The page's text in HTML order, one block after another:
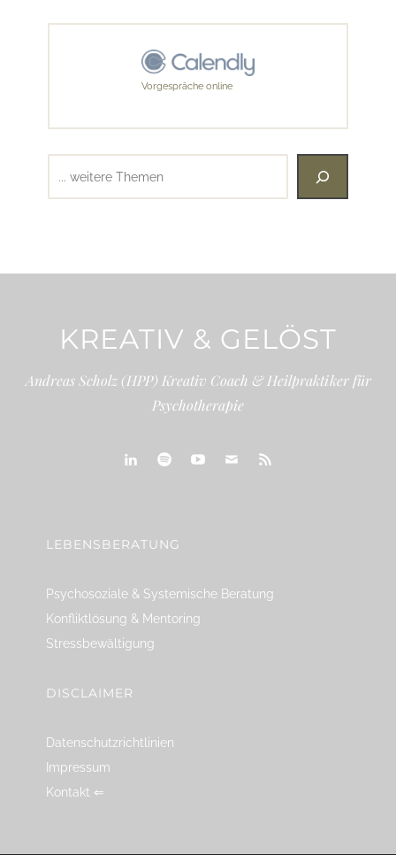
Vorgespräche online
KREATIV & GELÖST
Andreas Scholz (HPP) Kreativ Coach & Heilpraktiker für
Psychotherapie
LEBENSBERATUNG
Psychosoziale & Systemische Beratung
Konfliktlösung & Mentoring
Stressbewältigung
DISCLAIMER
Datenschutzrichtlinien
Impressum
Kontakt ⇐